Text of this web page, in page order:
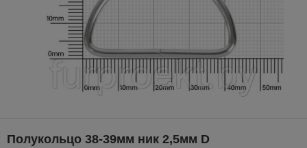
Полукольцо 38-39мм ник 2,5мм D